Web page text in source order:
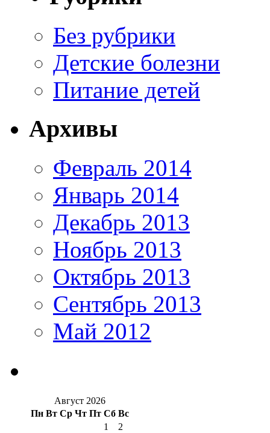
Без рубрики
Детские болезни
Питание детей
Архивы
Февраль 2014
Январь 2014
Декабрь 2013
Ноябрь 2013
Октябрь 2013
Сентябрь 2013
Май 2012
Август 2026
Пн Вт Ср Чт Пт Сб Вс
1
2